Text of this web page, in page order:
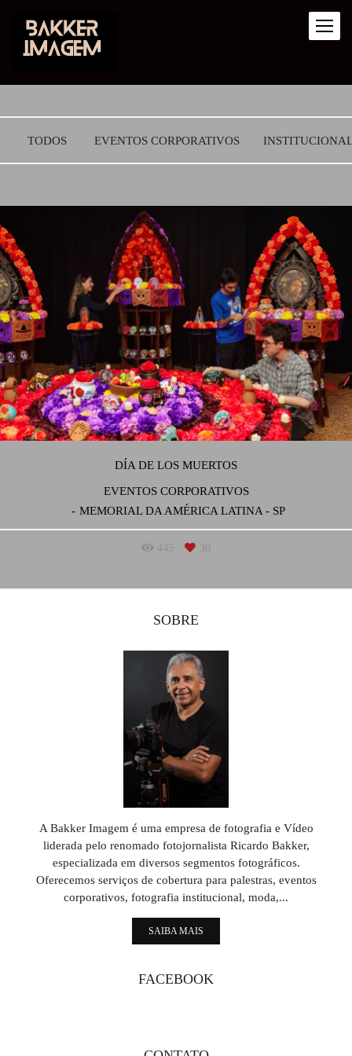
TODOS EVENTOS CORPORATIVOS
DÍA DE LOS MUERTOS
EVENTOS CORPORATIVOS
MEMORIAL DA AMÉRICA LATINA - SP
445 30
SOBRE
A Bakker Imagem é uma empresa de fotografia e Vídeo
liderada pelo renomado fotojornalista Ricardo Bakker,
especializada em diversos segmentos fotográficos.
Oferecemos serviços de cobertura para palestras, eventos
corporativos, fotografia institucional, moda,...
SAIBA MAIS
FACEBOOK